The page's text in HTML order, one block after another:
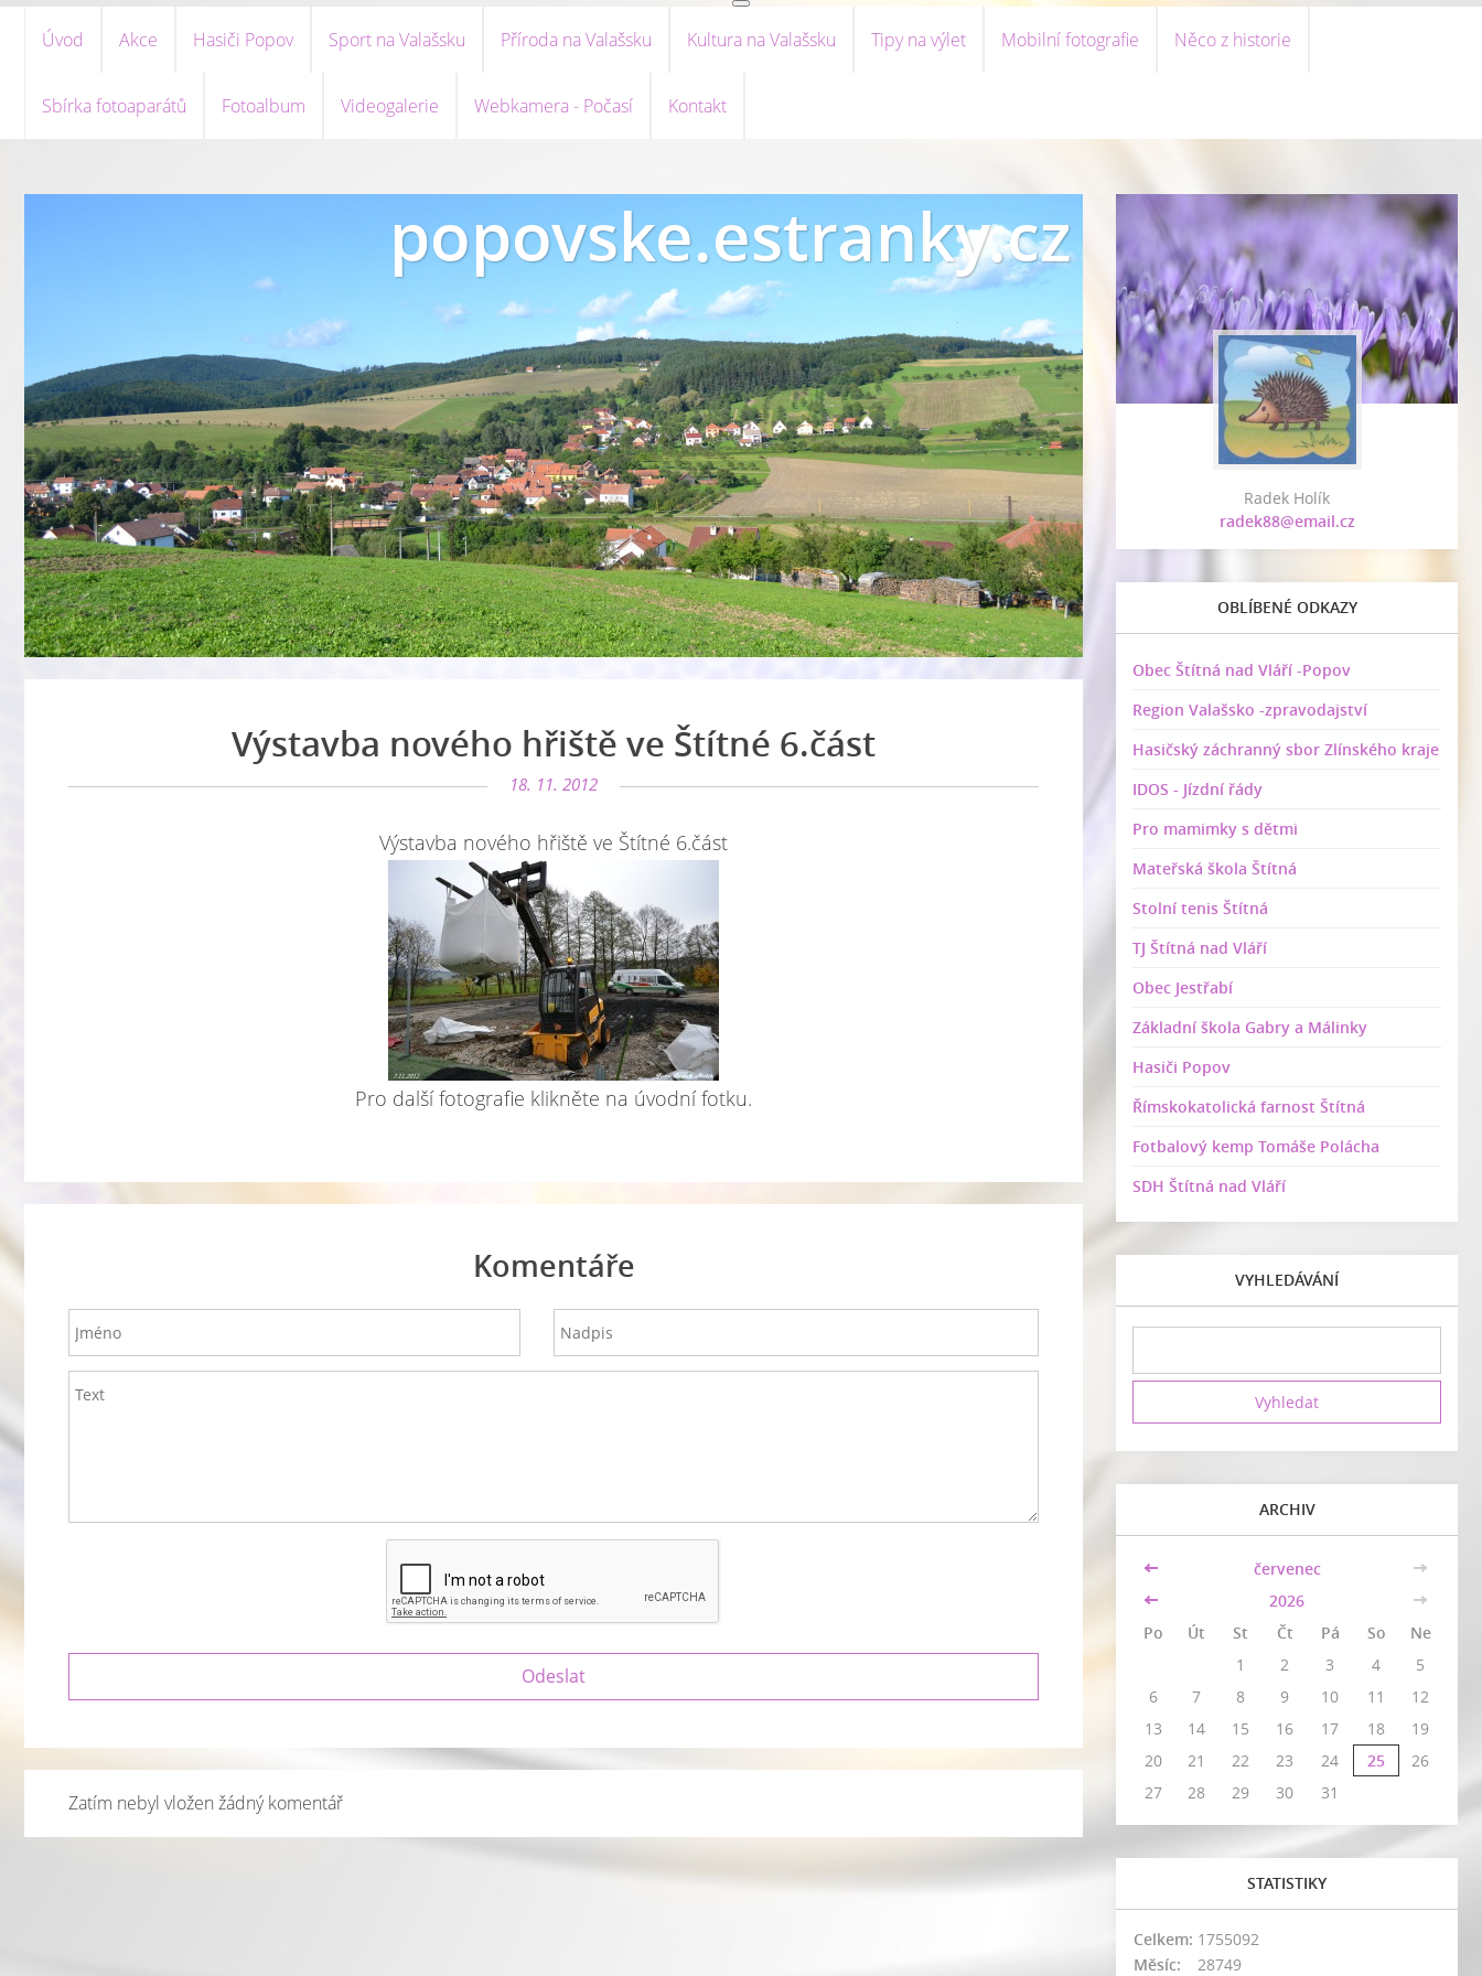
Úvod Akce Hasiči Popov Sport na Valašsku Příroda na Valašsku Kultura na Valašsku Tipy na výlet Mobilní fotografie Něco z historie
Sbírka fotoaparátů Fotoalbum Videogalerie Webkamera - Počasí Kontakt
popovske.estranky.cz
Výstavba nového hřiště ve Štítné 6.část
18. 11. 2012
Výstavba nového hřiště ve Štítné 6.část
Pro další fotografie klikněte na úvodní fotku.
Komentáře
Zatím nebyl vložen žádný komentář
Radek Holík
radek88@email.cz
OBLÍBENÉ ODKAZY
Obec Štítná nad Vláří -Popov
Region Valašsko -zpravodajství
Hasičský záchranný sbor Zlínského kraje
IDOS - Jízdní řády
Pro mamimky s dětmi
Mateřská škola Štítná
Stolní tenis Štítná
TJ Štítná nad Vláří
Obec Jestřabí
Základní škola Gabry a Málinky
Hasiči Popov
Římskokatolická farnost Štítná
Fotbalový kemp Tomáše Polácha
SDH Štítná nad Vláří
VYHLEDÁVÁNÍ
ARCHIV
<< červenec
>>
<<
2026
>>
Po
Út St Čt Pá So
Ne
1
2 3 4
5
6
7 8 9 10 11
12
13
14 15 16 17 18
19
20
21 22 23 24 25
26
27
28 29 30 31
STATISTIKY
Celkem: 1755092
Měsíc:
28749